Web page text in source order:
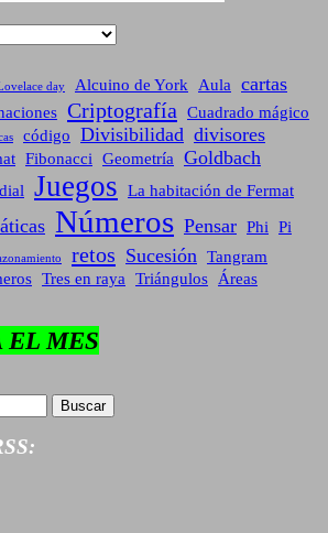
day Alcuino de York Aula cartas
Criptografía Cuadrado mágico
código Divisibilidad divisores
Fibonacci Geometría Goldbach
Juegos La habitación de Fermat
Números Pensar Phi Pi
retos Sucesión Tangram
Tres en raya Triángulos Áreas
EL MES